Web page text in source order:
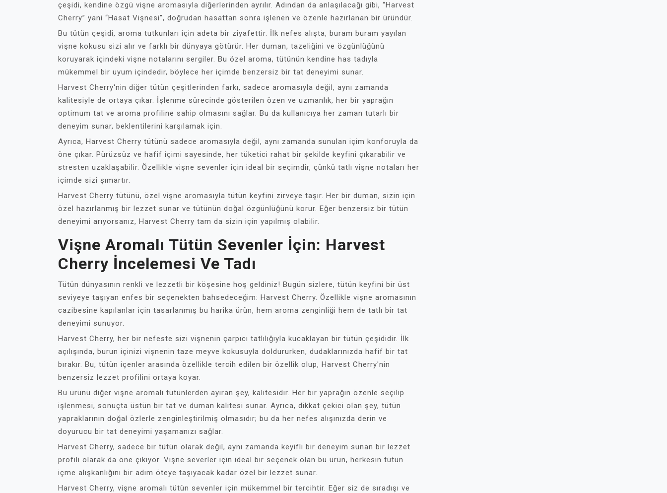
çeşidi, kendine özgü vişne aromasıyla diğerlerinden ayrılır. Adından da anlaşılacağı gibi, “Harvest
Cherry” yani “Hasat Vişnesi”, doğrudan hasattan sonra işlenen ve özenle hazırlanan bir üründür.
Bu tütün çeşidi, aroma tutkunları için adeta bir ziyafettir. İlk nefes alışta, buram buram yayılan
vişne kokusu sizi alır ve farklı bir dünyaya götürür. Her duman, tazeliğini ve özgünlüğünü
koruyarak içindeki vişne notalarını sergiler. Bu özel aroma, tütünün kendine has tadıyla
mükemmel bir uyum içindedir, böylece her içimde benzersiz bir tat deneyimi sunar.
Harvest Cherry'nin diğer tütün çeşitlerinden farkı, sadece aromasıyla değil, aynı zamanda
kalitesiyle de ortaya çıkar. İşlenme sürecinde gösterilen özen ve uzmanlık, her bir yaprağın
optimum tat ve aroma profiline sahip olmasını sağlar. Bu da kullanıcıya her zaman tutarlı bir
deneyim sunar, beklentilerini karşılamak için.
Ayrıca, Harvest Cherry tütünü sadece aromasıyla değil, aynı zamanda sunulan içim konforuyla da
öne çıkar. Pürüzsüz ve hafif içimi sayesinde, her tüketici rahat bir şekilde keyfini çıkarabilir ve
stresten uzaklaşabilir. Özellikle vişne sevenler için ideal bir seçimdir, çünkü tatlı vişne notaları her
içimde sizi şımartır.
Harvest Cherry tütünü, özel vişne aromasıyla tütün keyfini zirveye taşır. Her bir duman, sizin için
özel hazırlanmış bir lezzet sunar ve tütünün doğal özgünlüğünü korur. Eğer benzersiz bir tütün
deneyimi arıyorsanız, Harvest Cherry tam da sizin için yapılmış olabilir.
Vişne Aromalı Tütün Sevenler İçin: Harvest
Cherry İncelemesi Ve Tadı
Tütün dünyasının renkli ve lezzetli bir köşesine hoş geldiniz! Bugün sizlere, tütün keyfini bir üst
seviyeye taşıyan enfes bir seçenekten bahsedeceğim: Harvest Cherry. Özellikle vişne aromasının
cazibesine kapılanlar için tasarlanmış bu harika ürün, hem aroma zenginliği hem de tatlı bir tat
deneyimi sunuyor.
Harvest Cherry, her bir nefeste sizi vişnenin çarpıcı tatlılığıyla kucaklayan bir tütün çeşididir. İlk
açılışında, burun içinizi vişnenin taze meyve kokusuyla doldururken, dudaklarınızda hafif bir tat
bırakır. Bu, tütün içenler arasında özellikle tercih edilen bir özellik olup, Harvest Cherry'nin
benzersiz lezzet profilini ortaya koyar.
Bu ürünü diğer vişne aromalı tütünlerden ayıran şey, kalitesidir. Her bir yaprağın özenle seçilip
işlenmesi, sonuçta üstün bir tat ve duman kalitesi sunar. Ayrıca, dikkat çekici olan şey, tütün
yapraklarının doğal özlerle zenginleştirilmiş olmasıdır; bu da her nefes alışınızda derin ve
doyurucu bir tat deneyimi yaşamanızı sağlar.
Harvest Cherry, sadece bir tütün olarak değil, aynı zamanda keyifli bir deneyim sunan bir lezzet
profili olarak da öne çıkıyor. Vişne severler için ideal bir seçenek olan bu ürün, herkesin tütün
içme alışkanlığını bir adım öteye taşıyacak kadar özel bir lezzet sunar.
Harvest Cherry, vişne aromalı tütün sevenler için mükemmel bir tercihtir. Eğer siz de sıradışı ve